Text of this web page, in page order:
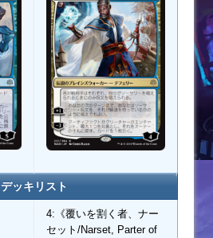
デッキリスト
4:《覆いを割く者、ナー
セット/Narset, Parter of